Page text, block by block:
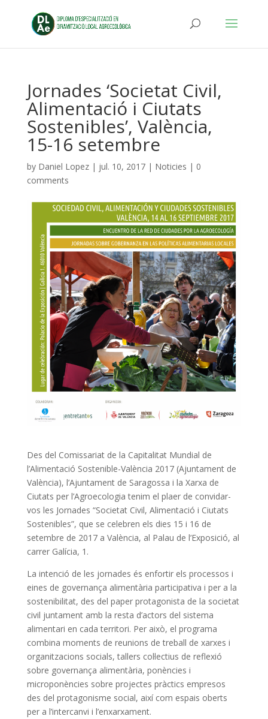
Jornades ‘Societat Civil,
Alimentació i Ciutats
Sostenibles’, València,
15-16 setembre
by Daniel Lopez| jul. 10, 2017| Noticies | 0
comments
Des del Comissariat de la Capitalitat Mundial de
l’Alimentació Sostenible-València 2017 (Ajuntament de
València), l’Ajuntament de Saragossa i la Xarxa de
Ciutats per l’Agroecologia tenim el plaer de convidar-
vos les Jornades “Societat Civil, Alimentació i Ciutats
Sostenibles”, que se celebren els dies 15 i 16 de
setembre de 2017 a València, al Palau de l’Exposició, al
carrer Galícia, 1.
La intenció de les jornades és enfortir els processos i
eines de governança alimentària participativa i per a la
sostenibilitat, des del paper protagonista de la societat
civil juntament amb la resta d’actors del sistema
alimentari en cada territori. Per això, el programa
combina moments de reunions de treball de xarxes i
organitzacions socials, tallers col·lectius de reflexió
sobre governança alimentària, ponències i
microponències sobre projectes pràctics empresos
des del protagonisme social, així com espais oberts
per a l’intercanvi i l’enxarxament.